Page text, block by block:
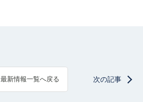
最新情報一覧へ戻る 次の記事